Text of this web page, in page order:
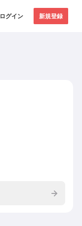
ログイン 新規登録